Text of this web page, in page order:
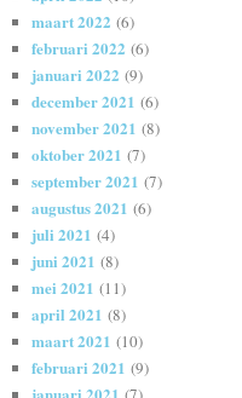
maart 2022 (6)
februari 2022 (6)
januari 2022 (9)
december 2021 (6)
november 2021 (8)
oktober 2021 (7)
september 2021 (7)
augustus 2021 (6)
juli 2021 (4)
juni 2021 (8)
mei 2021 (11)
april 2021 (8)
maart 2021 (10)
februari 2021 (9)